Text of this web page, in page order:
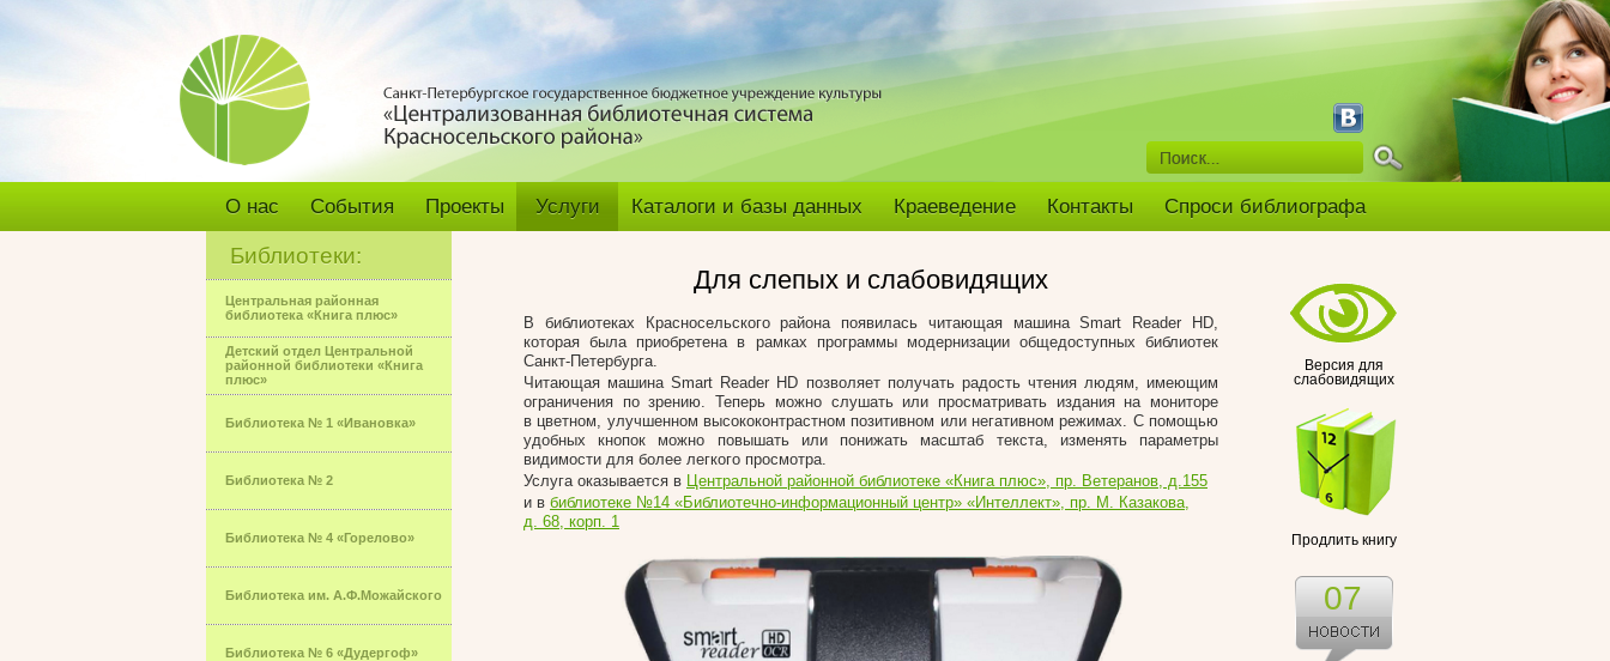
О нас События Проекты Услуги Каталоги и базы данных Краеведение Контакты Спроси библиографа
Библиотеки:
Центральная районная
библиотека «Книга плюс»
Детский отдел Центральной
районной библиотеки «Книга
плюс»
Библиотека № 1 «Ивановка»
Библиотека № 2
Библиотека № 4 «Горелово»
Библиотека им. А.Ф.Можайского
Библиотека № 6 «Дудергоф»
Версия для
слабовидящих
Продлить книгу
07
Для слепых и слабовидящих
В библиотеках Красносельского района появилась читающая машина Smart Reader HD,
которая была приобретена в рамках программы модернизации общедоступных библиотек
Санкт-Петербурга.
Читающая машина Smart Reader HD позволяет получать радость чтения людям, имеющим
ограничения по зрению. Теперь можно слушать или просматривать издания на мониторе
в цветном, улучшенном высококонтрастном позитивном или негативном режимах. С помощью
удобных кнопок можно повышать или понижать масштаб текста, изменять параметры
видимости для более легкого просмотра.
Услуга оказывается в Центральной районной библиотеке «Книга плюс», пр. Ветеранов, д.155
и в библиотеке №14 «Библиотечно-информационный центр» «Интеллект», пр. М. Казакова,
д. 68, корп. 1